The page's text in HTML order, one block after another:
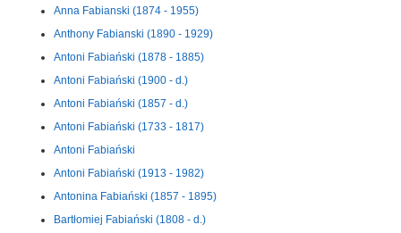
Anna Fabianski (1874 - 1955)
Anthony Fabianski (1890 - 1929)
Antoni Fabiański (1878 - 1885)
Antoni Fabiański (1900 - d.)
Antoni Fabiański (1857 - d.)
Antoni Fabiański (1733 - 1817)
Antoni Fabiański
Antoni Fabiański (1913 - 1982)
Antonina Fabiański (1857 - 1895)
Bartłomiej Fabiański (1808 - d.)